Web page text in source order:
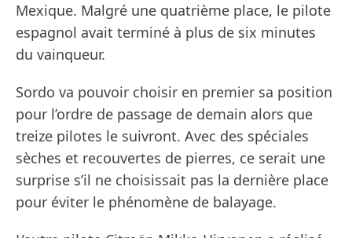
Mexique. Malgré une quatrième place, le pilote
espagnol avait terminé à plus de six minutes
du vainqueur.
Sordo va pouvoir choisir en premier sa position
pour l’ordre de passage de demain alors que
treize pilotes le suivront. Avec des spéciales
sèches et recouvertes de pierres, ce serait une
surprise s’il ne choisissait pas la dernière place
pour éviter le phénomène de balayage.